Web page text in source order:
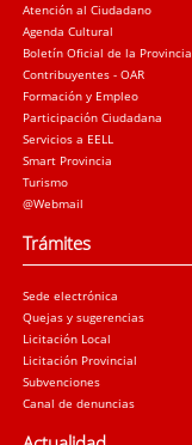
Atención al Ciudadano
Agenda Cultural
Boletín Oficial de la Provincia
Contribuyentes - OAR
Formación y Empleo
Participación Ciudadana
Servicios a EELL
Smart Provincia
Turismo
@Webmail
Trámites
Sede electrónica
Quejas y sugerencias
Licitación Local
Licitación Provincial
Subvenciones
Canal de denuncias